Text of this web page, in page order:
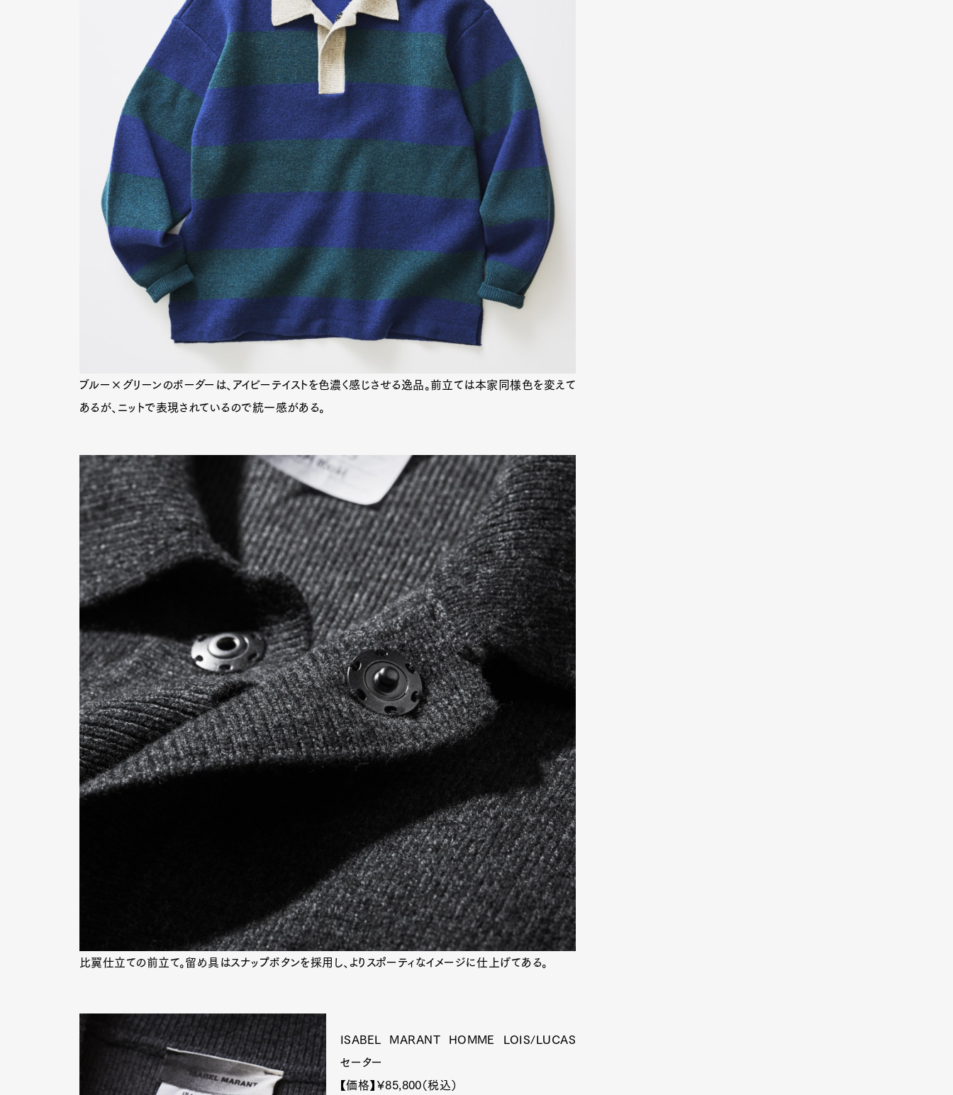
Art&Design Watch
Gourmet
Cars Product
Lifestyle
Pen Membership Magazine Official Columnist
Pen Meet Pen international Pen tw
ブルー×グリーンのボーダーは、アイビーテイストを色濃く感じさせる逸品。前立ては本家同様色を変えて
あるが、ニットで表現されているので統一感がある。
比翼仕立ての前立て。留め具はスナップボタンを採用し、よりスポーティなイメージに仕上げてある。
ISABEL MARANT HOMME LOIS/LUCAS
セーター
【価格】￥85,800（税込）